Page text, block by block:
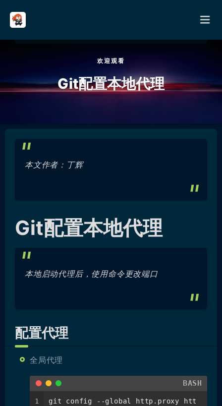
分类
欢迎观看
Git配置本地代理
本文作者：丁辉
Git配置本地代理
本地启动代理后，使用命令更改端口
配置代理
全局代理
BASH
1
git config --global http.proxy htt